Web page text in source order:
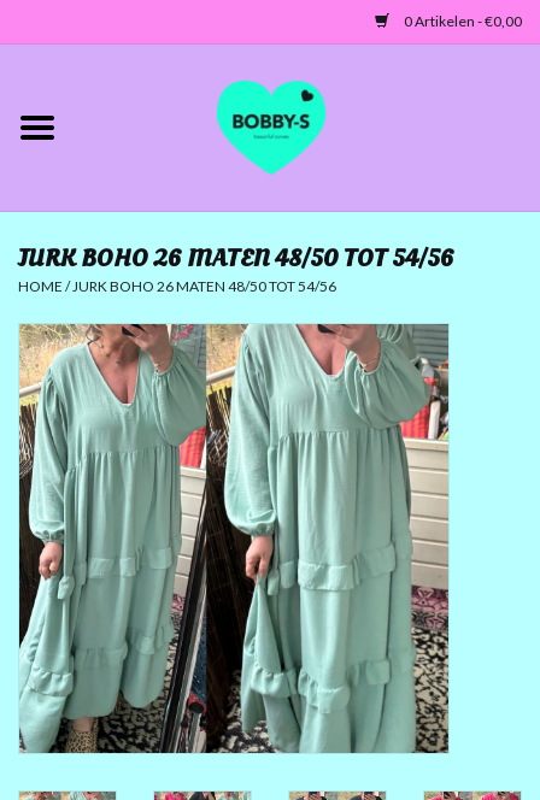
0 Artikelen - €0,00
Home
Tunieken/Tops
Truien-Vesten
Jurken-Broeken-Leggings
ACCESSOIRES
MATEN 42 TOT 46/48
MAAT 48-50
MAAT 50-52
MAAT 52-54
MAAT 56-58
JURK BOHO 26 MATEN 48/50 TOT 54/56
HOME / JURK BOHO 26 MATEN 48/50 TOT 54/56